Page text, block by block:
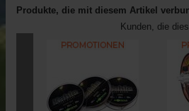
Produkte, die mit diesem Artikel
Kunden, die